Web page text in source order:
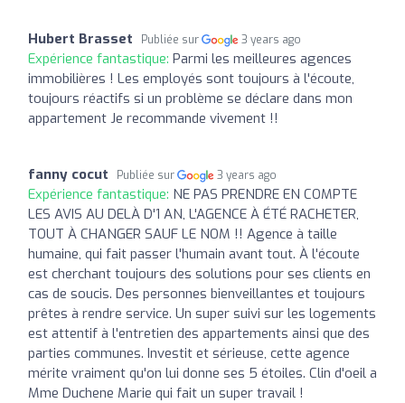
Hubert Brasset Publiée sur 3 years ago
Expérience fantastique: Parmi les meilleures agences
immobilières ! Les employés sont toujours à l'écoute,
toujours réactifs si un problème se déclare dans mon
appartement Je recommande vivement !!
fanny cocut Publiée sur 3 years ago
Expérience fantastique: NE PAS PRENDRE EN COMPTE
LES AVIS AU DELÀ D'1 AN, L'AGENCE À ÉTÉ RACHETER,
TOUT À CHANGER SAUF LE NOM !! Agence à taille
humaine, qui fait passer l'humain avant tout. À l'écoute
est cherchant toujours des solutions pour ses clients en
cas de soucis. Des personnes bienveillantes et toujours
prêtes à rendre service. Un super suivi sur les logements
est attentif à l'entretien des appartements ainsi que des
parties communes. Investit et sérieuse, cette agence
mérite vraiment qu'on lui donne ses 5 étoiles. Clin d'oeil a
Mme Duchene Marie qui fait un super travail !